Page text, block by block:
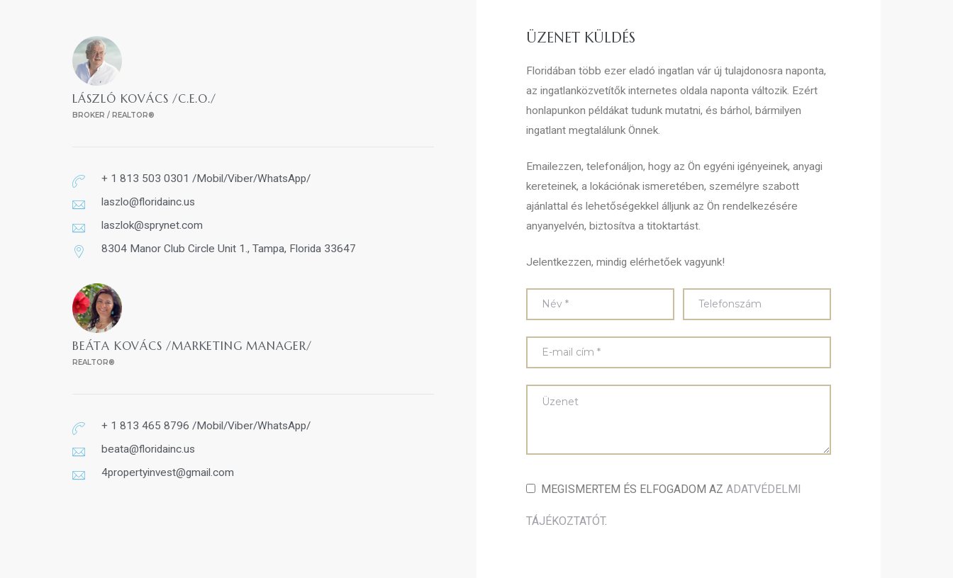
LÁSZLÓ KOVÁCS /C.E.O./
BROKER / REALTOR®
+ 1 813 503 0301 /Mobil/Viber/WhatsApp/
laszlo@floridainc.us
laszlok@sprynet.com
8304 Manor Club Circle Unit 1., Tampa, Florida 33647
BEÁTA KOVÁCS /MARKETING MANAGER/
REALTOR®
+ 1 813 465 8796 /Mobil/Viber/WhatsApp/
beata@floridainc.us
4propertyinvest@gmail.com
ÜZENET KÜLDÉS
Floridában több ezer eladó ingatlan vár új tulajdonosra naponta,
az ingatlanközvetítők internetes oldala naponta változik. Ezért
honlapunkon példákat tudunk mutatni, és bárhol, bármilyen
ingatlant megtalálunk Önnek.
Emailezzen, telefonáljon, hogy az Ön egyéni igényeinek, anyagi
kereteinek, a lokációnak ismeretében, személyre szabott
ajánlattal és lehetőségekkel álljunk az Ön rendelkezésére
anyanyelvén, biztosítva a titoktartást.
Jelentkezzen, mindig elérhetőek vagyunk!
MEGISMERTEM ÉS ELFOGADOM AZ ADATVÉDELMI
TÁJÉKOZTATÓT.